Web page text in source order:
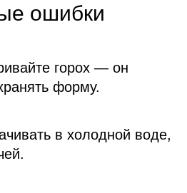
ошибки
горох — он
форму.
в холодной воде,